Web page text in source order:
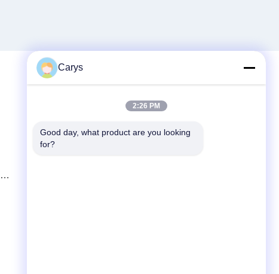
Γρήγορη επικοινωνία
Τηλ.
Carys
2:26 PM
Good day, what product are you looking
for?